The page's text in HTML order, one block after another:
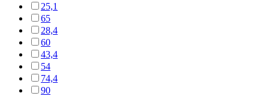
25,1
65
28,4
60
43,4
54
74,4
90